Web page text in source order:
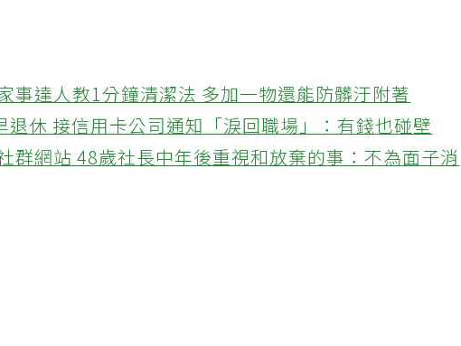
事達人教1分鐘清潔法 多加一物還能防髒汙附著
休 接信用卡公司通知「淚回職場」：有錢也碰壁
群網站 48歲社長中年後重視和放棄的事：不為面子消